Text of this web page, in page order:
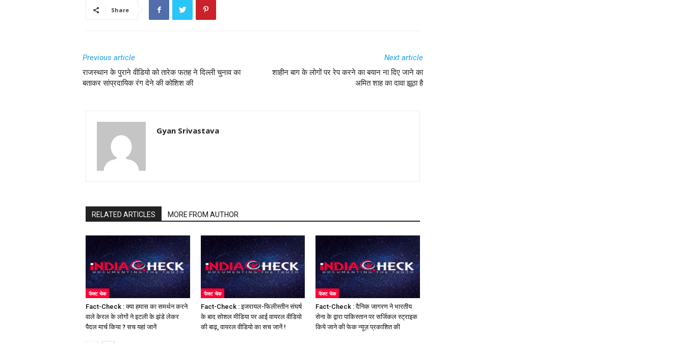
Share
Previous article
राजस्थान के पुराने वीडियो को तारेक फतह ने दिल्ली चुनाव का
बताकर सांप्रदायिक रंग देने की कोशिश की
Next article
शाहीन बाग के लोगों पर रेप करने का बयान ना दिए जाने का
अमित शाह का दावा झूठा है
Gyan Srivastava
RELATED ARTICLES MORE FROM AUTHOR
फैक्ट चेक
Fact-Check : क्या हमास का समर्थन करने
वाले केरल के लोगों ने इटली के झंडे लेकर
पैदल मार्च किया ? सच यहां जानें
फैक्ट चेक
Fact-Check : इजरायल-फिलीस्तीन संघर्ष
के बाद सोशल मीडिया पर आई वायरल वीडियो
की बाढ़, वायरल वीडियो का सच जानें !
फैक्ट चेक
Fact-Check : दैनिक जागरण ने भारतीय
सेना के द्वारा पाकिस्तान पर सर्जिकल स्ट्राइक
किये जाने की फेक न्यूज़ प्रकाशित की